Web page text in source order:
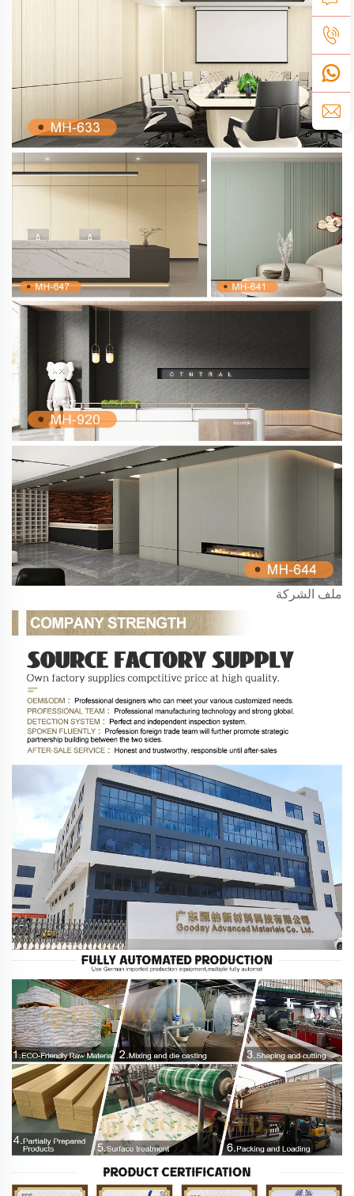
ملف الشركة